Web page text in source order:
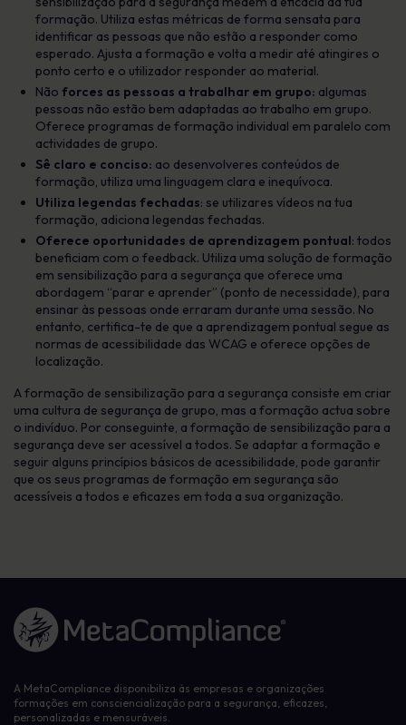
formação. Utiliza estas métricas de forma sensata para
identificar as pessoas que não estão a responder como
esperado. Ajusta a formação e volta a medir até atingires o
ponto certo e o utilizador responder ao material.
Não forces as pessoas a trabalhar em grupo: algumas
pessoas não estão bem adaptadas ao trabalho em grupo.
Oferece programas de formação individual em paralelo com
actividades de grupo.
Sê claro e conciso: ao desenvolveres conteúdos de
formação, utiliza uma linguagem clara e inequívoca.
Utiliza legendas fechadas: se utilizares vídeos na tua
formação, adiciona legendas fechadas.
Oferece oportunidades de aprendizagem pontual: todos
beneficiam com o feedback. Utiliza uma solução de formação
em sensibilização para a segurança que oferece uma
abordagem “parar e aprender” (ponto de necessidade), para
ensinar às pessoas onde erraram durante uma sessão. No
entanto, certifica-te de que a aprendizagem pontual segue as
normas de acessibilidade das WCAG e oferece opções de
localização.
A formação de sensibilização para a segurança consiste em criar
uma cultura de segurança de grupo, mas a formação actua sobre
o indivíduo. Por conseguinte, a formação de sensibilização para a
segurança deve ser acessível a todos. Se adaptar a formação e
seguir alguns princípios básicos de acessibilidade, pode garantir
que os seus programas de formação em segurança são
acessíveis a todos e eficazes em toda a sua organização.
Ligação à página inicial
A MetaCompliance disponibiliza às empresas e organizações
formações em consciencialização para a segurança, eficazes,
personalizadas e mensuráveis.